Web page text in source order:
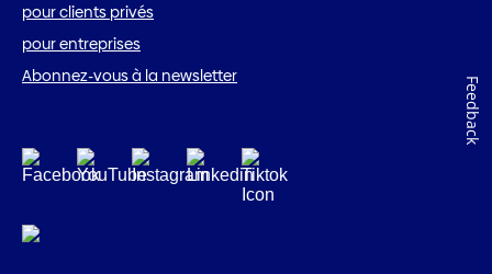
pour clients privés
pour entreprises
Abonnez-vous à la newsletter
Feedback